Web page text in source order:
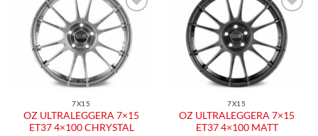
Aggiungi
alla lista
dei
desideri
7X15
OZ ULTRALEGGERA 7×15
ET37 4×100 CHRYSTAL
Aggiungi
alla lista
dei
desideri
7X15
OZ ULTRALEGGERA 7×15
ET37 4×100 MATT